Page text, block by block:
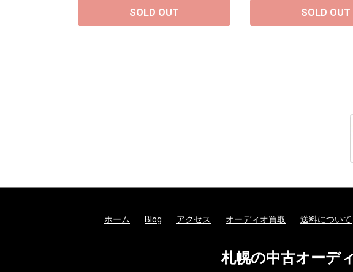
SOLD OUT SOLD OUT
ホーム Blog アクセス オーディオ買取 送料について
札幌の中古オーデ